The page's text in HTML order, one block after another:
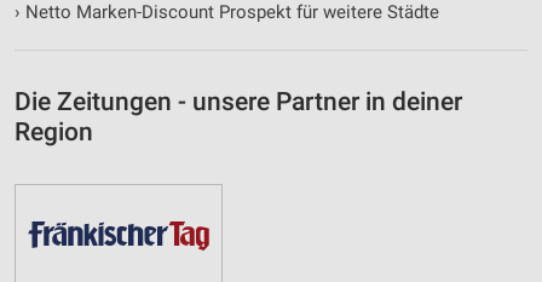
› Netto Marken-Discount Prospekt für weitere Städte
Die Zeitungen - unsere Partner in deiner
Region